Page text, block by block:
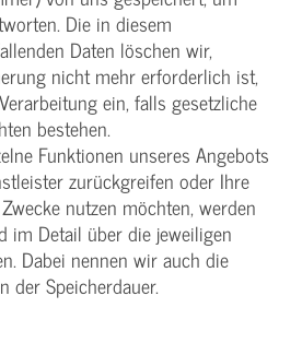
Die in diesem
Daten löschen wir,
nicht mehr erforderlich ist,
ein, falls gesetzliche
bestehen.
Funktionen unseres Angebots
zurückgreifen oder Ihre
nutzen möchten, werden
im Detail über die jeweiligen
Dabei nennen wir auch die
der Speicherdauer.